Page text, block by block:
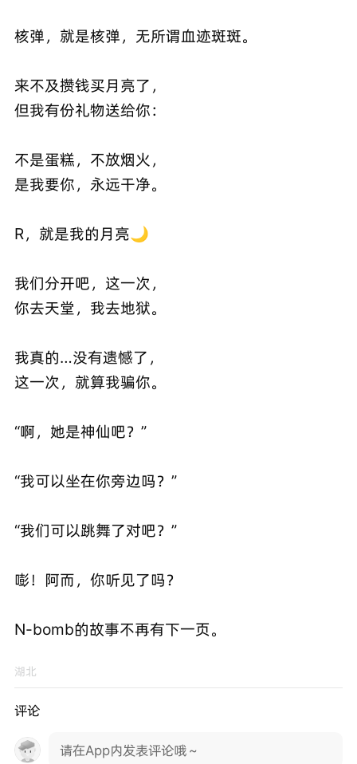
核弹，就是核弹，无所谓血迹斑斑。
来不及攒钱买月亮了，
但我有份礼物送给你：
不是蛋糕，不放烟火，
是我要你，永远干净。
R，就是我的月亮🌙
我们分开吧，这一次，
你去天堂，我去地狱。
我真的…没有遗憾了，
这一次，就算我骗你。
“啊，她是神仙吧？”
“我可以坐在你旁边吗？”
“我们可以跳舞了对吧？”
嘭！阿而，你听见了吗？
N-bomb的故事不再有下一页。
湖北
评论
请在App内发表评论哦～